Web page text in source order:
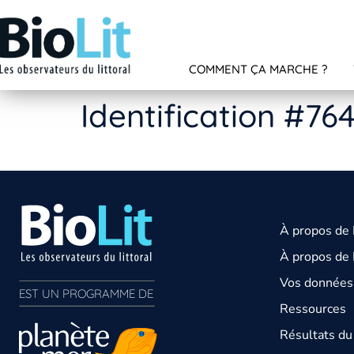
COMMENT ÇA MARCHE ?
Identification
EST UN PROGRAMME DE
À propos de
À propos de
Vos
Ressources
Résultats